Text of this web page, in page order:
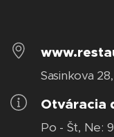
Sasinkova
Otváracia
Po - Št, Ne: